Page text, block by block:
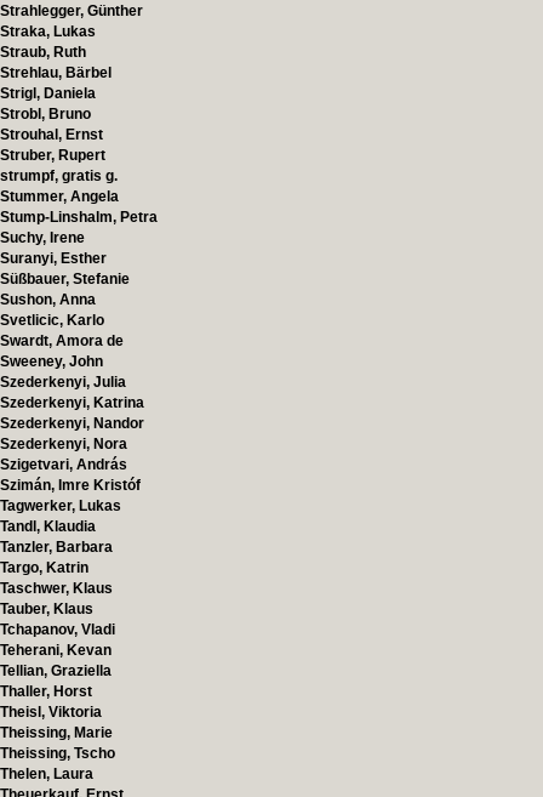
Strahlegger, Günther
Straka, Lukas
Straub, Ruth
Strehlau, Bärbel
Strigl, Daniela
Strobl, Bruno
Strouhal, Ernst
Struber, Rupert
strumpf, gratis g.
Stummer, Angela
Stump-Linshalm, Petra
Suchy, Irene
Suranyi, Esther
Süßbauer, Stefanie
Sushon, Anna
Svetlicic, Karlo
Swardt, Amora de
Sweeney, John
Szederkenyi, Julia
Szederkenyi, Katrina
Szederkenyi, Nandor
Szederkenyi, Nora
Szigetvari, András
Szimán, Imre Kristóf
Tagwerker, Lukas
Tandl, Klaudia
Tanzler, Barbara
Targo, Katrin
Taschwer, Klaus
Tauber, Klaus
Tchapanov, Vladi
Teherani, Kevan
Tellian, Graziella
Thaller, Horst
Theisl, Viktoria
Theissing, Marie
Theissing, Tscho
Thelen, Laura